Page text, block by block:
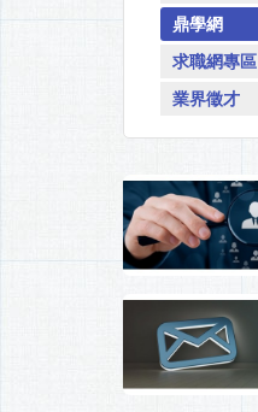
鼎學網
求職網專區
業界徵才